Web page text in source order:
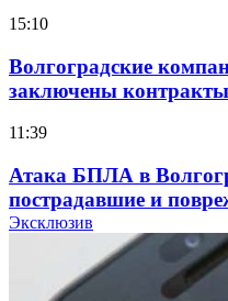
15:10
Волгоградские
заключены
11:39
Атака БПЛА в
пострадавшие и
Волгоградские вузы в
Эксклюзив